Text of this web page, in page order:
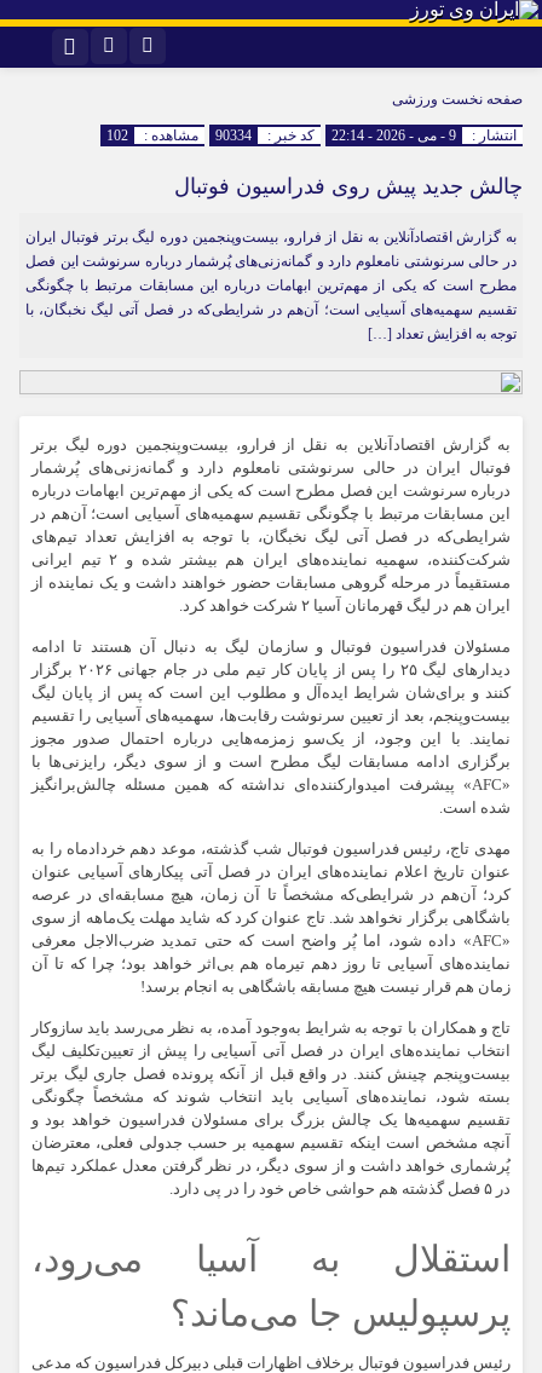
اینستاگرامصفحه نخست ورزشی
انتشار : 9 - می - 2026 - 22:14 کد خبر : 90334 مشاهده : 102
چالش جدید پیش روی فدراسیون فوتبال
به گزارش اقتصادآنلاین به نقل از فرارو، بیست‌وپنجمین دوره لیگ برتر فوتبال ایران
در حالی سرنوشتی نامعلوم دارد و گمانه‌زنی‌های پُرشمار درباره سرنوشت این فصل
مطرح است که یکی از مهم‌ترین ابهامات درباره این مسابقات مرتبط با چگونگی
تقسیم سهمیه‌های آسیایی است؛ آن‌هم در شرایطی‌که در فصل آتی لیگ نخبگان، با
توجه به افزایش تعداد […]
به گزارش اقتصادآنلاین به نقل از فرارو، بیست‌وپنجمین دوره لیگ برتر
فوتبال ایران در حالی سرنوشتی نامعلوم دارد و گمانه‌زنی‌های پُرشمار
درباره سرنوشت این فصل مطرح است که یکی از مهم‌ترین ابهامات درباره
این مسابقات مرتبط با چگونگی تقسیم سهمیه‌های آسیایی است؛ آن‌هم در
شرایطی‌که در فصل آتی لیگ نخبگان، با توجه به افزایش تعداد تیم‌های
شرکت‌کننده، سهمیه نماینده‌های ایران هم بیشتر شده و ۲ تیم ایرانی
مستقیماً در مرحله گروهی مسابقات حضور خواهند داشت و یک نماینده از
ایران هم در لیگ قهرمانان آسیا ۲ شرکت خواهد کرد.
مسئولان فدراسیون فوتبال و سازمان لیگ به دنبال آن هستند تا ادامه
دیدار‌های لیگ ۲۵ را پس از پایان کار تیم ملی در جام جهانی ۲۰۲۶ برگزار
کنند و برای‌شان شرایط ایده‌آل و مطلوب این است که پس از پایان لیگ
بیست‌وپنجم، بعد از تعیین سرنوشت رقابت‌ها، سهمیه‌های آسیایی را تقسیم
نمایند. با این وجود، از یک‌سو زمزمه‌هایی درباره احتمال صدور مجوز
برگزاری ادامه مسابقات لیگ مطرح است و از سوی دیگر، رایزنی‌ها با
«AFC» پیشرفت امیدوارکننده‌ای نداشته که همین مسئله چالش‌برانگیز
شده است.
مهدی تاج، رئیس فدراسیون فوتبال شب گذشته، موعد دهم خردادماه را به
عنوان تاریخ اعلام نماینده‌های ایران در فصل آتی پیکار‌های آسیایی عنوان
کرد؛ آن‌هم در شرایطی‌که مشخصاً تا آن زمان، هیچ مسابقه‌ای در عرصه
باشگاهی برگزار نخواهد شد. تاج عنوان کرد که شاید مهلت یک‌ماهه از سوی
«AFC» داده شود، اما پُر واضح است که حتی تمدید ضرب‌الاجل معرفی
نماینده‌های آسیایی تا روز دهم تیرماه هم بی‌اثر خواهد بود؛ چرا که تا آن
زمان هم قرار نیست هیچ مسابقه باشگاهی به انجام برسد!
تاج و همکاران با توجه به شرایط به‌وجود آمده، به نظر می‌رسد باید سازوکار
انتخاب نماینده‌های ایران در فصل آتی آسیایی را پیش از تعیین‌تکلیف لیگ
بیست‌وپنجم چینش کنند. در واقع قبل از آنکه پرونده فصل جاری لیگ برتر
بسته شود، نماینده‌های آسیایی باید انتخاب شوند که مشخصاً چگونگی
تقسیم سهمیه‌ها یک چالش بزرگ برای مسئولان فدراسیون خواهد بود و
آنچه مشخص است اینکه تقسیم سهمیه بر حسب جدولی فعلی، معترضان
پُرشماری خواهد داشت و از سوی دیگر، در نظر گرفتن معدل عملکرد تیم‌ها
در ۵ فصل گذشته هم حواشی خاص خود را در پی دارد.
استقلال به آسیا می‌رود،
پرسپولیس جا می‌ماند؟
رئیس فدراسیون فوتبال برخلاف اظهارات قبلی دبیرکل فدراسیون که مدعی